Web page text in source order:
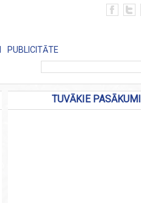
PUBLICITĀTE
TUVĀKIE PASĀKUMI